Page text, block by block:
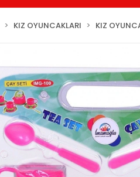
KIZ OYUNCAKLARI KIZ